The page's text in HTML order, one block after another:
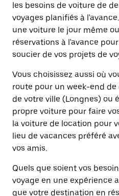
les besoins de voiture de
voyages planifiés à
une voiture le jour même
réservations à l'avance
soucier de vos projets de
Vous choisissez aussi où
route pour un week-end
de votre ville (Longnes) ou
propre voiture pour faire
la voiture de location pour
lieu de vacances préféré
vos amis.
Quels que soient vos
voyage en une expérience
que votre destination en